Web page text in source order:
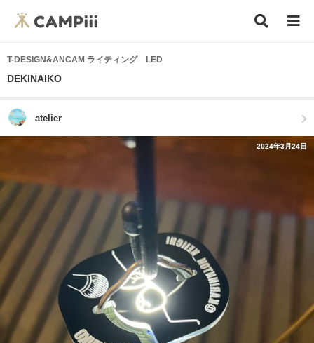
T-DESIGN&ANCAM ライティング LED
DEKINAIKO
atelier
2024年3月24日